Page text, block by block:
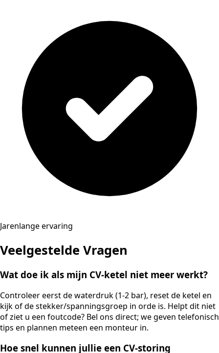
Jarenlange ervaring
Veelgestelde Vragen
Wat doe ik als mijn CV-ketel niet meer werkt?
Controleer eerst de waterdruk (1-2 bar), reset de ketel en
kijk of de stekker/spanningsgroep in orde is. Helpt dit niet
of ziet u een foutcode? Bel ons direct; we geven telefonisch
tips en plannen meteen een monteur in.
Hoe snel kunnen jullie een CV-storing